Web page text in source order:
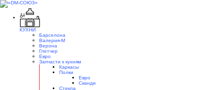
КУХНИ
Барселона
Валерия-М
Верона
Глетчер
Евро
Запчасти к кухням
Каркасы
Полки
Евро
Сканди
Стекла